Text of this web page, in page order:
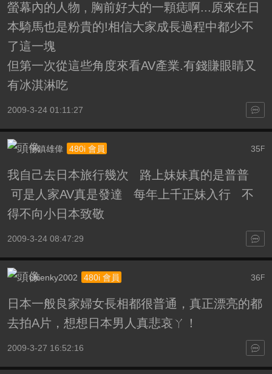
螢幕內的人物 , 胸前好大的一顆痣啊...原來在日
本騎馬也是粉貴的!相信大家成長過程中都少不
了這一塊
但第一次從這些角度來看AV產業.有錢賺眼睛又
有冰淇淋吃
2009-3-24 01:11:27
35F
平鎮雄偉 480i 會員
我自己去日本旅行幾次 路上妹妹真的是普普
可是人家AV真是發達 每年上千正妹入行 不
得不向小日本致敬
2009-3-24 08:47:29
36F
chienky2002 480i 會員
日本一般良家婦女長相都很普通，真正漂亮的都
去拍A片，想想日本男人真悲哀ㄚ！
2009-3-27 16:52:16